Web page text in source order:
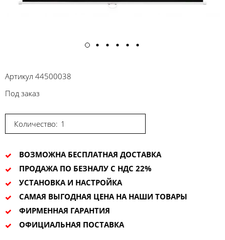
Артикул 44500038
Под заказ
Количество:
ВОЗМОЖНА БЕСПЛАТНАЯ ДОСТАВКА
ПРОДАЖА ПО БЕЗНАЛУ С НДС 22%
УСТАНОВКА И НАСТРОЙКА
САМАЯ ВЫГОДНАЯ ЦЕНА НА НАШИ ТОВАРЫ
ФИРМЕННАЯ ГАРАНТИЯ
ОФИЦИАЛЬНАЯ ПОСТАВКА